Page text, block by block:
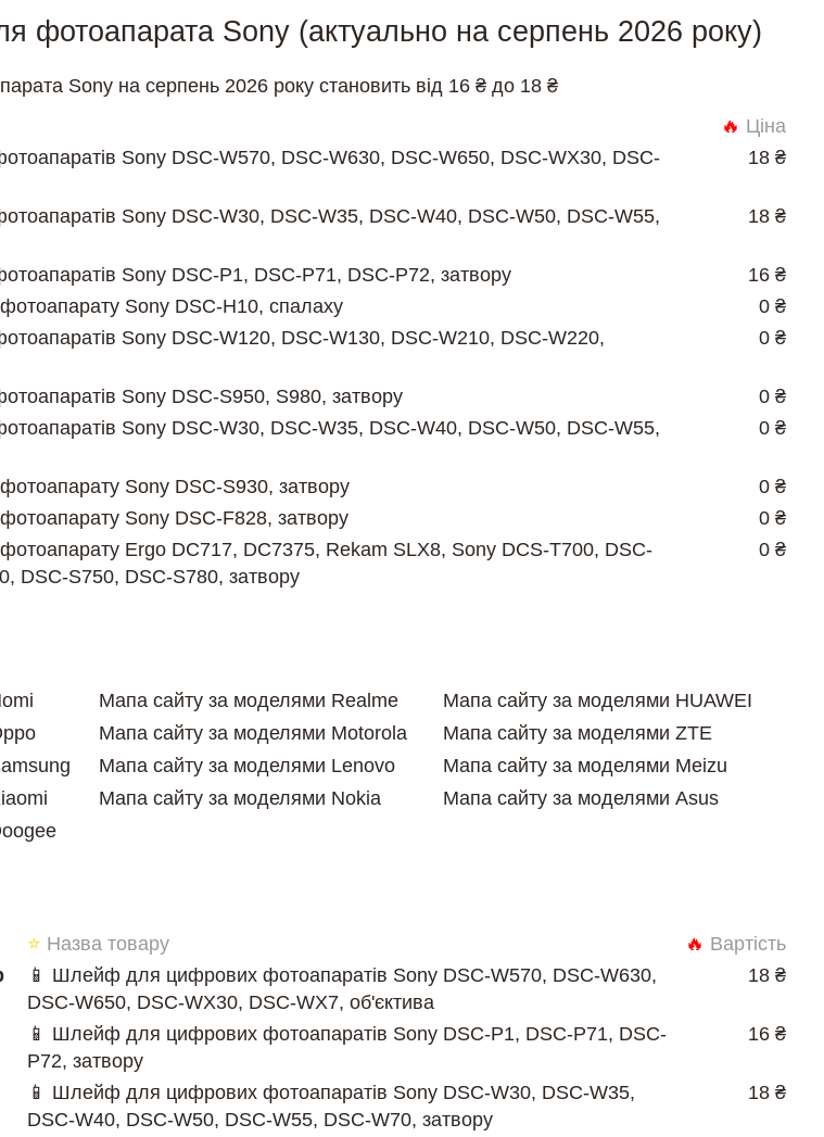
фотоапарата Sony (актуально на серпень 2026 року)
Sony на серпень 2026 року становить від 16 ₴ до 18 ₴
🔥 Ціна
Sony DSC-W570, DSC-W630, DSC-W650, DSC-WX30, DSC-
18 ₴
Sony DSC-W30, DSC-W35, DSC-W40, DSC-W50, DSC-W55,
18 ₴
Sony DSC-P1, DSC-P71, DSC-P72, затвору
16 ₴
Sony DSC-H10, спалаху
0 ₴
Sony DSC-W120, DSC-W130, DSC-W210, DSC-W220,
0 ₴
Sony DSC-S950, S980, затвору
0 ₴
Sony DSC-W30, DSC-W35, DSC-W40, DSC-W50, DSC-W55,
0 ₴
Sony DSC-S930, затвору
0 ₴
Sony DSC-F828, затвору
0 ₴
Ergo DC717, DC7375, Rekam SLX8, Sony DCS-T700, DSC-
DSC-S750, DSC-S780, затвору
0 ₴
Мапа сайту за моделями Realme
Мапа сайту за моделями HUAWEI
Мапа сайту за моделями Motorola
Мапа сайту за моделями ZTE
Мапа сайту за моделями Lenovo
Мапа сайту за моделями Meizu
Мапа сайту за моделями Nokia
Мапа сайту за моделями Asus
⭐ Назва товару 🔥 Вартість
📱 Шлейф для цифрових фотоапаратів Sony DSC-W570, DSC-W630,
DSC-W650, DSC-WX30, DSC-WX7, об'єктива
18 ₴
📱 Шлейф для цифрових фотоапаратів Sony DSC-P1, DSC-P71, DSC-
P72, затвору
16 ₴
📱 Шлейф для цифрових фотоапаратів Sony DSC-W30, DSC-W35,
DSC-W40, DSC-W50, DSC-W55, DSC-W70, затвору
18 ₴